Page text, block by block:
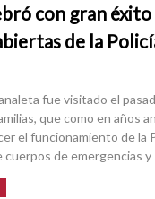
con gran
de la
fue visitado el
que como en años
el funcionamiento de la
de emergencias y